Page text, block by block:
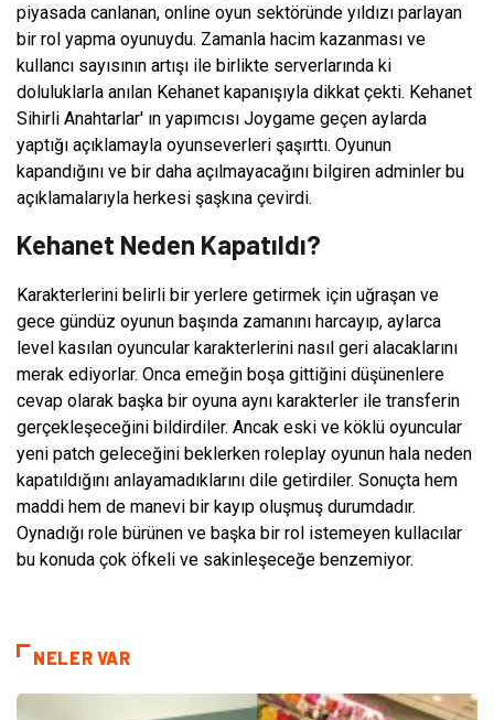
piyasada canlanan, online oyun sektöründe yıldızı parlayan
bir rol yapma oyunuydu. Zamanla hacim kazanması ve
kullancı sayısının artışı ile birlikte serverlarında ki
doluluklarla anılan Kehanet kapanışıyla dikkat çekti. Kehanet
Sihirli Anahtarlar' ın yapımcısı Joygame geçen aylarda
yaptığı açıklamayla oyunseverleri şaşırttı. Oyunun
kapandığını ve bir daha açılmayacağını bilgiren adminler bu
açıklamalarıyla herkesi şaşkına çevirdi.
Kehanet Neden Kapatıldı?
Karakterlerini belirli bir yerlere getirmek için uğraşan ve
gece gündüz oyunun başında zamanını harcayıp, aylarca
level kasılan oyuncular karakterlerini nasıl geri alacaklarını
merak ediyorlar. Onca emeğin boşa gittiğini düşünenlere
cevap olarak başka bir oyuna aynı karakterler ile transferin
gerçekleşeceğini bildirdiler. Ancak eski ve köklü oyuncular
yeni patch geleceğini beklerken roleplay oyunun hala neden
kapatıldığını anlayamadıklarını dile getirdiler. Sonuçta hem
maddi hem de manevi bir kayıp oluşmuş durumdadır.
Oynadığı role bürünen ve başka bir rol istemeyen kullacılar
bu konuda çok öfkeli ve sakinleşeceğe benzemiyor.
NELER VAR